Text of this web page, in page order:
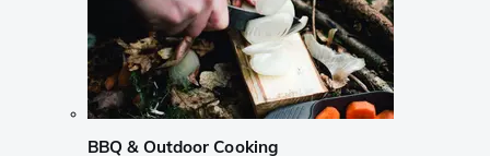
BBQ & Outdoor Cooking